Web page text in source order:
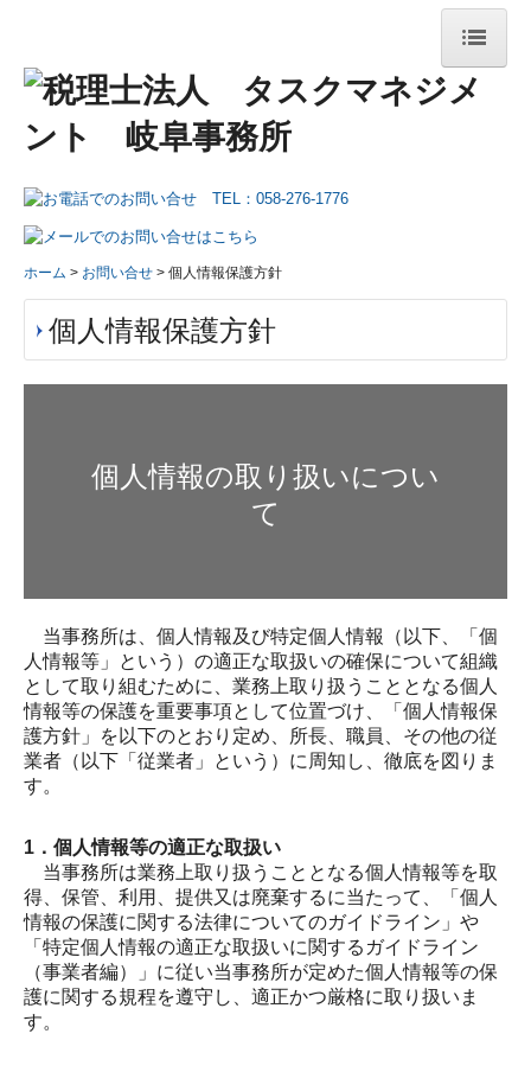
ホーム
法人紹介
法人紹介
経営理念
事務所の取り組み
メディア掲載情報
企業防衛・リスクマネジメント
創業支援
事業承継
相続資産税対策
確定申告
お知らせ
ホーム お問い合せ 個人情報保護方針
個人情報保護方針
個人情報の取り扱いについ
て
当事務所は、個人情報及び特定個人情報（以下、「個
人情報等」という）の適正な取扱いの確保について組織
として取り組むために、業務上取り扱うこととなる個人
情報等の保護を重要事項として位置づけ、「個人情報保
護方針」を以下のとおり定め、所長、職員、その他の従
業者（以下「従業者」という）に周知し、徹底を図りま
す。
1．個人情報等の適正な取扱い
当事務所は業務上取り扱うこととなる個人情報等を取
得、保管、利用、提供又は廃棄するに当たって、「個人
情報の保護に関する法律についてのガイドライン」や
「特定個人情報の適正な取扱いに関するガイドライン
（事業者編）」に従い当事務所が定めた個人情報等の保
護に関する規程を遵守し、適正かつ厳格に取り扱いま
す。